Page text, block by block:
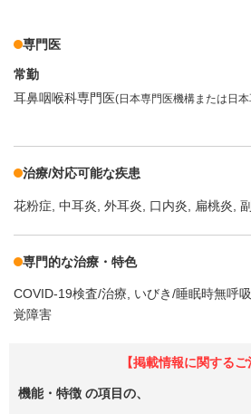
専門医
常勤
耳鼻咽喉科専門医(日本専門医機構または日
治療/対応可能な疾患
花粉症 中耳炎 外耳炎 口内炎 扁桃炎
専門的な治療・特色
COVID-19検査/治療 いびき/睡眠時無呼
覚障害
【掲載情報に関するご
機能・特徴 の項目の、